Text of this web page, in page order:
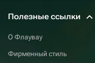
Полезные ссылки
О Флаувау
Фирменный стиль